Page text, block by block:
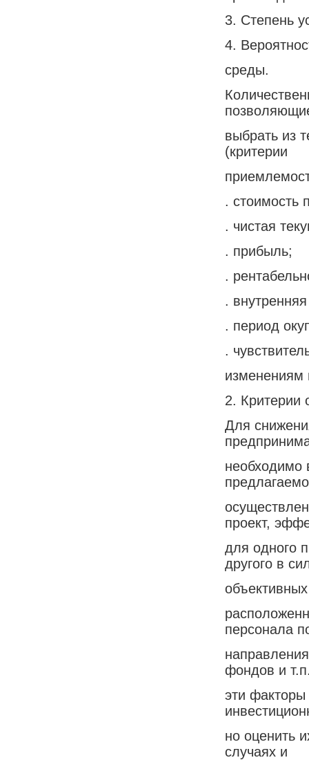
3. Степень
4.
среды.
выбрать из
(критерии
. стоимость
. чистая
. прибыль;
.
.
. период
.
изменениям
2. Критерии
Для
необходимо
проект,
для одного
другого в
персонала
фондов и
эти факторы
но оценить
случаях и